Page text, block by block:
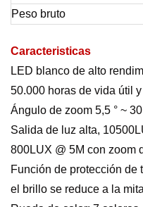
Peso bruto
Caracteristicas
LED blanco de alto
50.000 horas de vida útil
Ángulo de zoom 5,5 ° ~
Salida de luz alta,
800LUX @ 5M con zoom
Función de protección de
el brillo se reduce a la